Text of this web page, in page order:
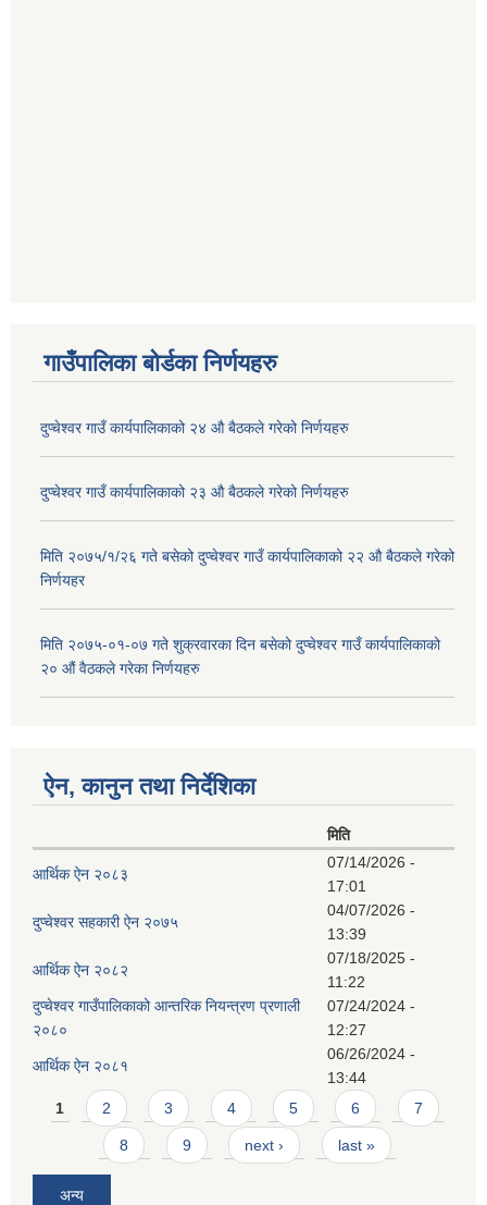
गाउँपालिका बोर्डका निर्णयहरु
दुप्चेश्वर गाउँ कार्यपालिकाको २४ औ बैठकले गरेको निर्णयहरु
दुप्चेश्वर गाउँ कार्यपालिकाको २३ औ बैठकले गरेको निर्णयहरु
मिति २०७५/१/२६ गते बसेको दुप्चेश्वर गाउँ कार्यपालिकाको २२ औ बैठकले गरेको
निर्णयहर
मिति २०७५-०१-०७ गते शुक्रवारका दिन बसेको दुप्चेश्वर गाउँ कार्यपालिकाको
२० औं वैठकले गरेका निर्णयहरु
ऐन, कानुन तथा निर्देशिका
मिति
आर्थिक ऐन २०८३
07/14/2026 -
17:01
दुप्चेश्वर सहकारी ऐन २०७५
04/07/2026 -
13:39
आर्थिक ऐन २०८२
07/18/2025 -
11:22
दुप्चेश्वर गाउँपालिकाको आन्तरिक नियन्त्रण प्रणाली
२०८०
07/24/2024 -
12:27
आर्थिक ऐन २०८१
06/26/2024 -
13:44
Pages
1 2 3 4 5 6 7
8 9 next › last »
अन्य